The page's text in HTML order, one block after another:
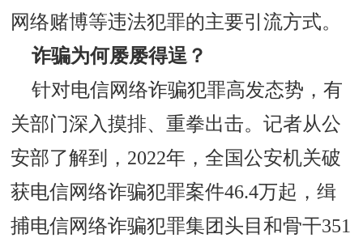
网络赌博等违法犯罪的主要引流方式。
诈骗为何屡屡得逞？
针对电信网络诈骗犯罪高发态势，有
关部门深入摸排、重拳出击。记者从公
安部了解到，2022年，全国公安机关破
获电信网络诈骗犯罪案件46.4万起，缉
捕电信网络诈骗犯罪集团头目和骨干351